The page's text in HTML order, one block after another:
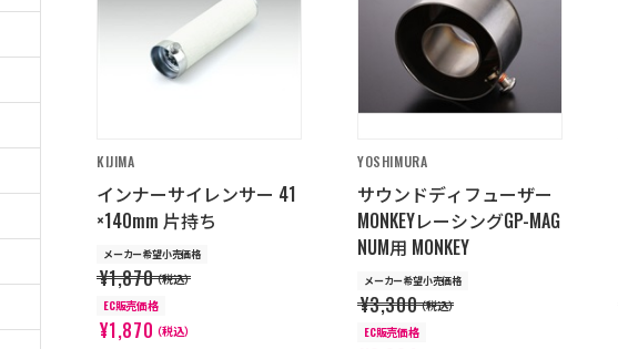
KIJIMA
インナーサイレンサー 41
×140mm 片持ち
メーカー希望小売価格
¥1,870（税込）
EC販売価格
¥1,870（税込）
YOSHIMURA
サウンドディフューザー
MONKEYレーシングGP-MAG
NUM用 MONKEY
メーカー希望小売価格
¥3,300（税込）
EC販売価格